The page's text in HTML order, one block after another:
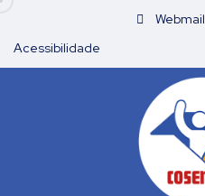
Webmail
Acessibilidade